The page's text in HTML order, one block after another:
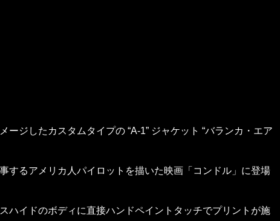
ジしたカスタムタイプの “A-1” ジャケット “バランカ・エア
するアメリカ人パイロットを描いた映画「コンドル」に登場
ハイドのボディに直接ハンドペイントタッチでプリントが施